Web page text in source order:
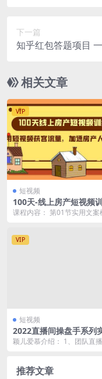
下一篇
知乎红包答题项目
相关文章
VIP
短视频
100天-线上房产短视频
营，用短视频获客流量
课程内容： 第01节实用文案
VIP
短视频
2022直播间操盘手系列
程：知识付费账号日均
颖儿爱慕介绍： 1、团队直
推荐文章